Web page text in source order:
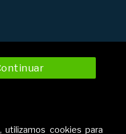
utilizamos cookies para